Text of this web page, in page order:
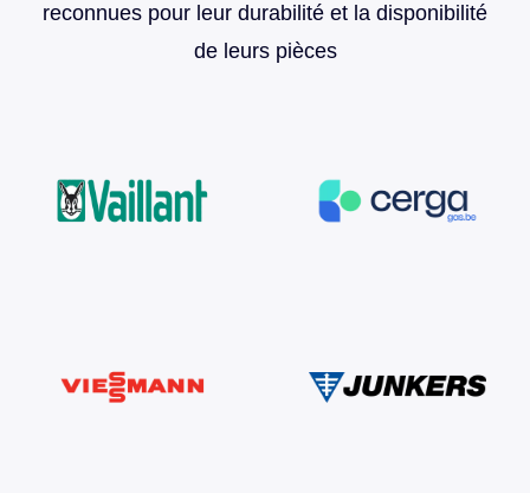
reconnues pour leur durabilité et la disponibilité
de leurs pièces